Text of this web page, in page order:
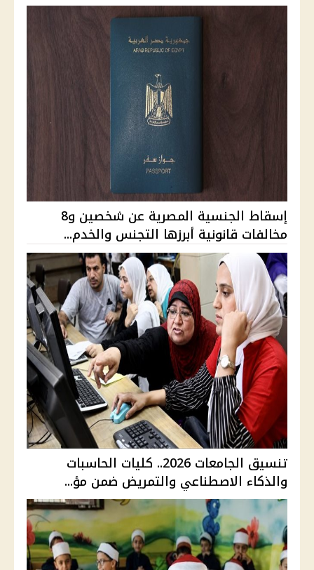
إسقاط الجنسية المصرية عن شخصين و8
مخالفات قانونية أبرزها التجنس والخدم...
تنسيق الجامعات 2026.. كليات الحاسبات
والذكاء الاصطناعي والتمريض ضمن مؤ...